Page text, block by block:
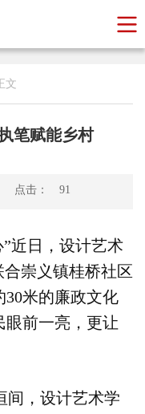
文
笔赋能乡村
点击： 91
近日，设计艺术
崇义镇桂桥社区
米的廉政文化
眼前一亮，更让
间，设计艺术学